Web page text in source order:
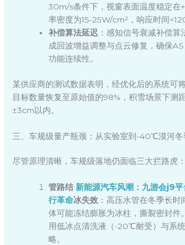
30m/s条件下，视窗表面温度稳定在
率密度为15-25W/cm²，响应时间
补偿算法延迟 ：感知信号衰减补偿
成回波增益调整与点云修复，确保
功能连续性。
某供应商的测试数据表明，经优化后的系统可
目标数量恢复至原始值的98%，积雪场景下测
±3cm以内。
三、车规级量产瓶颈：从实验室到-40℃漠河冬
尽管原理清晰，车规级落地仍面临三大拦路虎：
管路结新能源汽车风潮：九游会j9
行革命冰失效 ：高压水管在冬季长
体可能冻结膨胀为冰柱，撕裂密封件
用低冰点清洗液（-20℃耐受）与系
略。